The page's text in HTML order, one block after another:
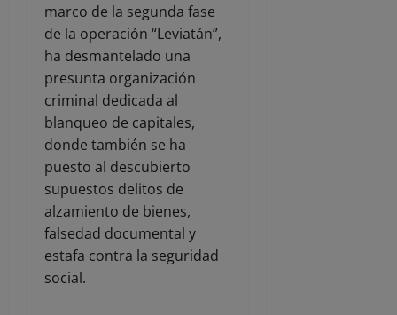
marco de la segunda fase
de la operación “Leviatán”,
ha desmantelado una
presunta organización
criminal dedicada al
blanqueo de capitales,
donde también se ha
puesto al descubierto
supuestos delitos de
alzamiento de bienes,
falsedad documental y
estafa contra la seguridad
social.